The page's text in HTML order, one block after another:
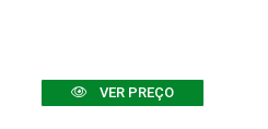
VER PREÇO